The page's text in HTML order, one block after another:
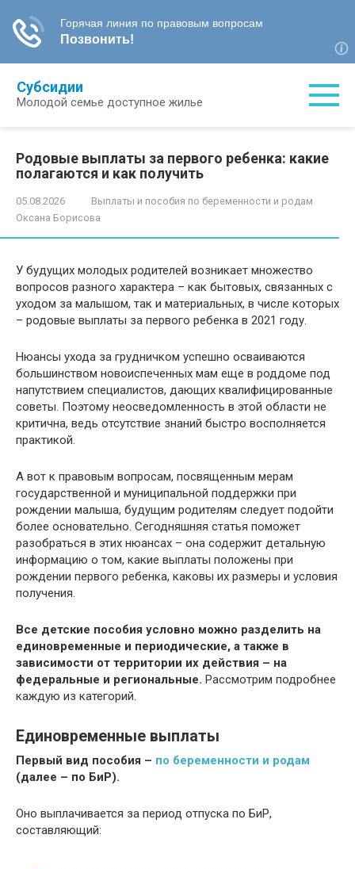
контенту
Субсидии
Молодой семье доступное жилье
Родовые выплаты за первого ребенка: какие
полагаются и как получить
05.08.2026
Выплаты и пособия по беременности и родам
Оксана Борисова
У будущих молодых родителей возникает множество
вопросов разного характера – как бытовых, связанных с
уходом за малышом, так и материальных, в числе которых
– родовые выплаты за первого ребенка в 2021 году.
Нюансы ухода за грудничком успешно осваиваются
большинством новоиспеченных мам еще в роддоме под
напутствием специалистов, дающих квалифицированные
советы. Поэтому неосведомленность в этой области не
критична, ведь отсутствие знаний быстро восполняется
практикой.
А вот к правовым вопросам, посвященным мерам
государственной и муниципальной поддержки при
рождении малыша, будущим родителям следует подойти
более основательно. Сегодняшняя статья поможет
разобраться в этих нюансах – она содержит детальную
информацию о том, какие выплаты положены при
рождении первого ребенка, каковы их размеры и условия
получения.
Все детские пособия условно можно разделить на
единовременные и периодические, а также в
зависимости от территории их действия – на
федеральные и региональные. Рассмотрим подробнее
каждую из категорий.
Единовременные выплаты
Первый вид пособия – по беременности и родам
(далее – по БиР).
Оно выплачивается за период отпуска по БиР,
составляющий: